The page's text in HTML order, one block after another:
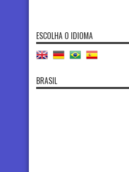
ESCOLHA O IDIOMA
BRASIL